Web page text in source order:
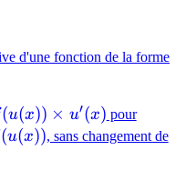
d'une fonction de la forme
(u(x)) × u′(x) pour
(u(x)), sans changement de